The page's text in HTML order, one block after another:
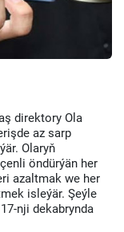
direktory Ola
az sarp
Olaryň
öndürýän her
azaltmak we her
isleýär. Şeýle
nji dekabrynda